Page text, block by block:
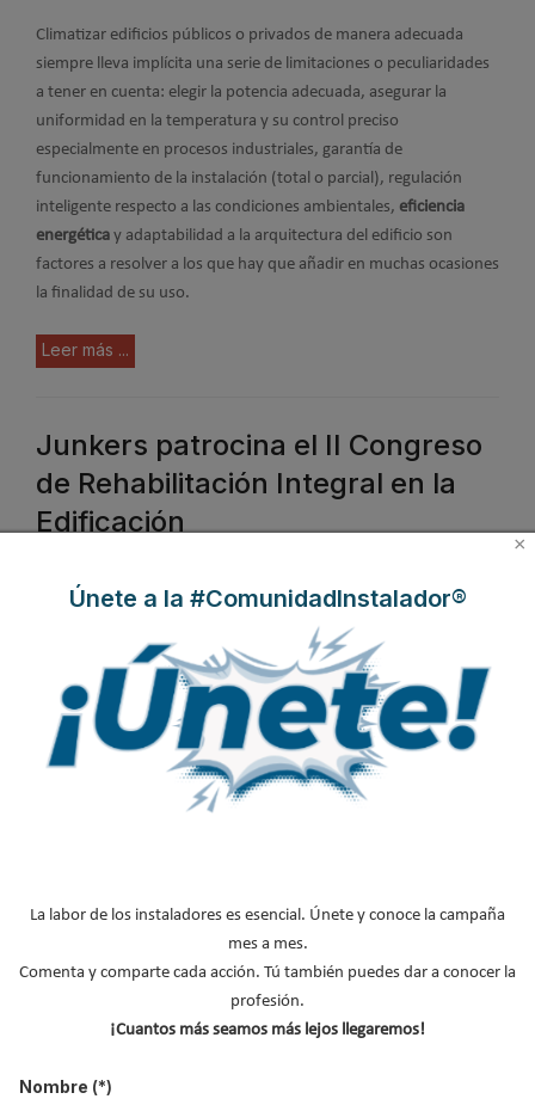
Climatizar edificios públicos o privados de manera adecuada
siempre lleva implícita una serie de limitaciones o peculiaridades
a tener en cuenta: elegir la potencia adecuada, asegurar la
uniformidad en la temperatura y su control preciso
especialmente en procesos industriales, garantía de
funcionamiento de la instalación (total o parcial), regulación
inteligente respecto a las condiciones ambientales, eficiencia
energética y adaptabilidad a la arquitectura del edificio son
factores a resolver a los que hay que añadir en muchas ocasiones
la finalidad de su uso.
Leer más ...
Junkers patrocina el II Congreso
de Rehabilitación Integral en la
Edificación
La marca Junkers
, perteneciente a la división Termotecnia del
Integral en la Edificación),
celebrado en el Centro de Eventos de
la Feria de Valencia los pasados días 11 y 12 de febrero. En RIEd
2014 se reunieron más de 200 profesionales que pudieron
de la rehabilitación
×
Únete a la #ComunidadInstalador®
La labor de los instaladores es esencial. Únete y conoce la campaña
mes a mes.
Comenta y comparte cada acción. Tú también puedes dar a conocer la
profesión.
¡Cuantos más seamos más lejos llegaremos!
Nombre (*)